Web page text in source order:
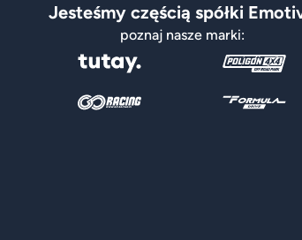
Jesteśmy częścią spółki
poznaj nasze marki: